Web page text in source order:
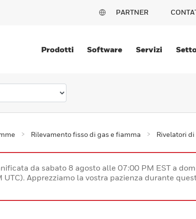
PARTNER
Prodotti Software Servizi
Rilevamento fisso di gas e fiamma Rivelatori
da sabato 8 agosto alle 07:00 PM EST a
Apprezziamo la vostra pazienza durante